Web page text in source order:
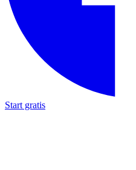
Start gratis